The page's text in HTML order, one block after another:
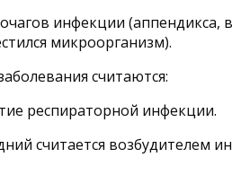
инфекции (аппендикса,
микроорганизм).
считаются:
респираторной инфекции.
считается возбудителем